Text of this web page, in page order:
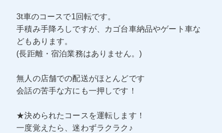
3t車のコースで1回転です。
手積み手降ろしですが、カゴ台車納品やゲート車な
どもあります。
(長距離・宿泊業務はありません。)
無人の店舗での配送がほとんどです
会話の苦手な方にも一押しです！
★決められたコースを運転します！
一度覚えたら、迷わずラクラク♪